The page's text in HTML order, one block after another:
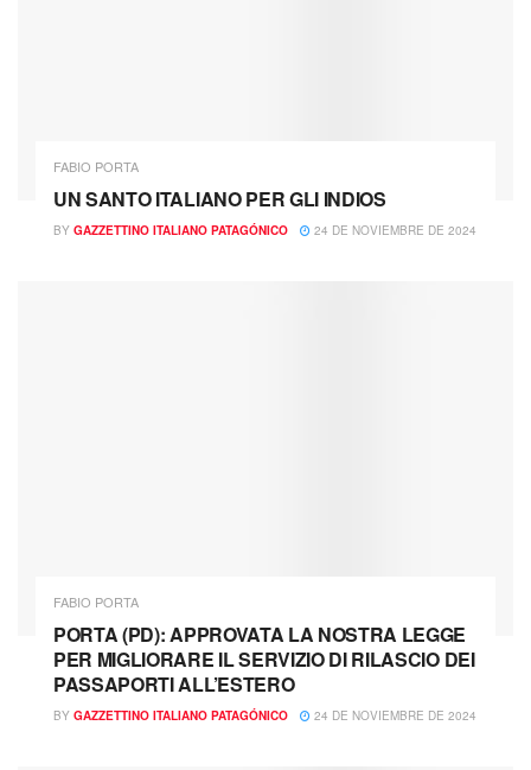
FABIO PORTA
UN SANTO ITALIANO PER GLI INDIOS
BY GAZZETTINO ITALIANO PATAGÓNICO 24 DE NOVIEMBRE DE 2024
FABIO PORTA
PORTA (PD): APPROVATA LA NOSTRA LEGGE
PER MIGLIORARE IL SERVIZIO DI RILASCIO DEI
PASSAPORTI ALL’ESTERO
BY GAZZETTINO ITALIANO PATAGÓNICO 24 DE NOVIEMBRE DE 2024